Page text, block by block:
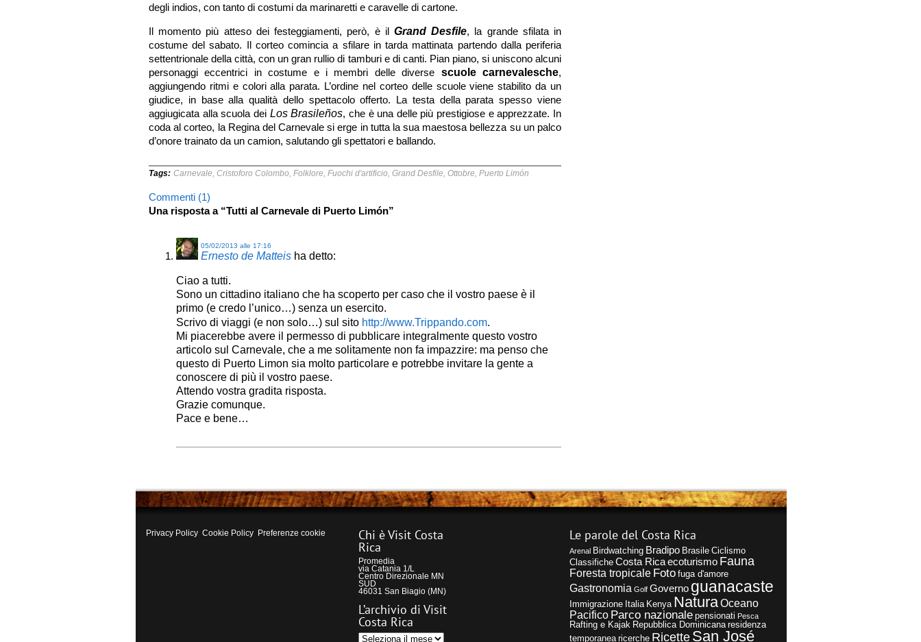
degli indios, con tanto di costumi da marinaretti e caravelle di cartone.
Il momento più atteso dei festeggiamenti, però, è il Grand Desfile, la grande sfilata in
costume del sabato. Il corteo comincia a sfilare in tarda mattinata partendo dalla periferia
settentrionale della città, con un gran rullio di tamburi e di canti. Pian piano, si uniscono alcuni
personaggi eccentrici in costume e i membri delle diverse scuole carnevalesche,
aggiungendo ritmi e colori alla parata. L’ordine nel corteo delle scuole viene stabilito da un
giudice, in base alla qualità dello spettacolo offerto. La testa della parata spesso viene
aggiugicata alla scuola dei Los Brasileños, che è una delle più prestigiose e apprezzate. In
coda al corteo, la Regina del Carnevale si erge in tutta la sua maestosa bellezza su un palco
d’onore trainato da un camion, salutando gli spettatori e ballando.
Tags: Carnevale, Cristoforo Colombo, Folklore, Fuochi d'artificio, Grand Desfile, Ottobre, Puerto Limón
Commenti (1)
Una risposta a “Tutti al Carnevale di Puerto Limón”
Ernesto de Matteis ha detto:
05/02/2013 alle 17:16
Ciao a tutti.
Sono un cittadino italiano che ha scoperto per caso che il vostro paese è il
primo (e credo l’unico…) senza un esercito.
Scrivo di viaggi (e non solo…) sul sito http://www.Trippando.com.
Mi piacerebbe avere il permesso di pubblicare integralmente questo vostro
articolo sul Carnevale, che a me solitamente non fa impazzire: ma penso che
questo di Puerto Limon sia molto particolare e potrebbe invitare la gente a
conoscere di più il vostro paese.
Attendo vostra gradita risposta.
Grazie comunque.
Pace e bene…
Privacy Policy Cookie Policy Preferenze cookie Chi è Visit Costa
Rica
Promedia
via Catania 1/L
Centro Direzionale MN
SUD
46031 San Biagio (MN)
L’archivio di Visit
Costa Rica
L’archivio
Le parole del Costa Rica
Arenal Birdwatching Bradipo Brasile Ciclismo
Classifiche Costa Ricaecoturismo Fauna
Foresta tropicale Foto fuga d'amore
Gastronomia Golf Governo guanacaste
Immigrazione Italia Kenya NaturaOceano
Pacifico Parco nazionale pensionati Pesca
Rafting e Kajak Repubblica Dominicana residenza
temporanea ricerche RicetteSan José